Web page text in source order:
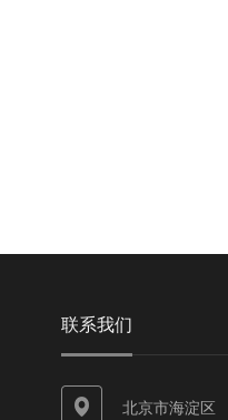
联系我们
北京市海淀区